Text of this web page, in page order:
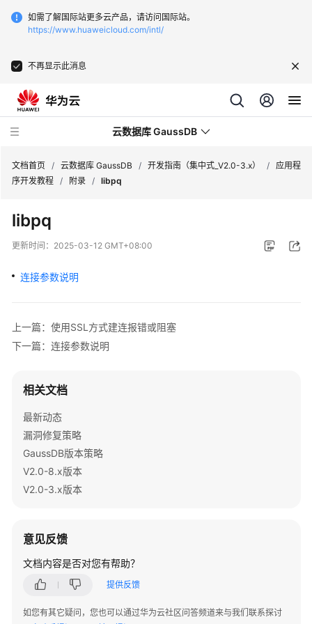
如需了解国际站更多云产品，请访问国际站。
https://www.huaweicloud.com/intl/
不再显示此消息
云数据库 GaussDB
新
动
告
介
绍
计
费
说
明
速
门
户
文档首页 / 云数据库 GaussDB / 开发指南（集中式_V2.0-3.x） / 应用程
序开发教程 / 附录 / libpq
libpq
更新时间： 2025-03-12 GMT+08:00
连接参数说明
上一篇：使用SSL方式建连报错或阻塞
下一篇：连接参数说明
相关文档
最新动态
漏洞修复策略
GaussDB版本策略
V2.0-8.x版本
V2.0-3.x版本
意见反馈
文档内容是否对您有帮助？
提供反馈
如您有其它疑问，您也可以通过华为云社区问答频道来与我们联系探讨